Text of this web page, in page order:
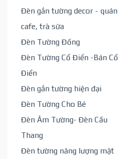
Đèn gắn tường decor - quán
cafe, trà sữa
Đèn Tường Đồng
Đèn Tường Cổ Điển -Bán Cổ
Điển
Đèn gắn tường hiện đại
Đèn Tường Cho Bé
Đèn Âm Tường- Đèn Cầu
Thang
Đèn tường năng lượng mặt